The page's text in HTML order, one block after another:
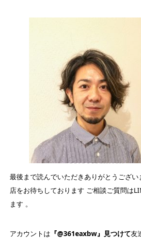
最後まで読んでいただきありがとうござ
店をお待ちしております ご相談ご質問は
ます 。
アカウントは 『@361eaxbw』見つけて友